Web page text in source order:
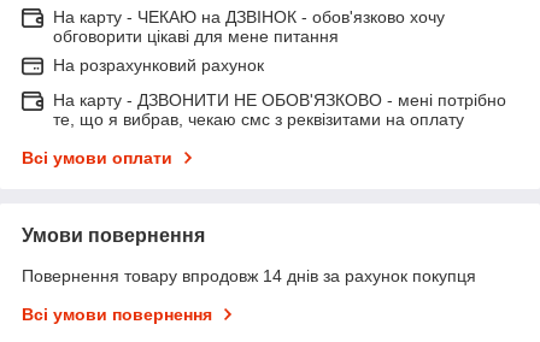
На карту - ЧЕКАЮ на ДЗВІНОК - обов'язково хочу
обговорити цікаві для мене питання
На розрахунковий рахунок
На карту - ДЗВОНИТИ НЕ ОБОВ'ЯЗКОВО - мені потрібно
те, що я вибрав, чекаю смс з реквізитами на оплату
Всі умови оплати
Умови повернення
Повернення товару впродовж 14 днів за рахунок покупця
Всі умови повернення